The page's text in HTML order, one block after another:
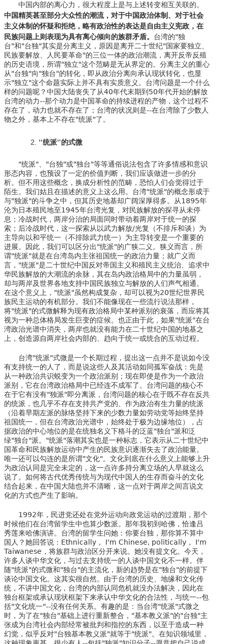
中国内部的离心力，很大程度上是与上述转变相互关联的。
中国精英甚至部分大众性的潮流，对于中国政治体制、对于社会
主义体制的怀疑和拒绝，略有政治性的表达是自由主义宪政，在
民族问题上则表现为具有离心倾向的族群矛盾。
台湾的"独
台"和"台独"其实是分离主义，原因是离开二十世纪"国家要独立、
民族要解放、人民要革命"的三位一体的政治潮流，离开反帝反殖
的历史语境，所谓"独立"这个范畴是无从界定的。分离主义的重心
从"台独"向"独台"的转化，即从政治分离向承认现状转化，也显
示"独立"这个命题实际上并不具有实质意义。台湾问题是一个什么
样的问题呢？中国大陆丧失了从40年代末期到50年代开始的解放
台湾的动力--那个动力是中国革命的持续进程的产物，这个过程不
存在了，动力也就不存在了；台湾的状况则是--在台湾除了少数人
物之外，基本上不存在"统派"了。
"统派"的式微
"统派"、"台独"或"独台"等等通俗说法包含了许多情感和意识
形态内容，也预设了一定的价值判断，我们应该做进一步的分
析。但不用这些概念，换成分析性的范畴，恐怕人们会觉得过于
陌生。我们姑且在描述的意义上这么用。台湾"统派"的概念形成于
与"独派"的斗争之中，但其历史地基却广阔深厚得多。从1895年
沦为日本殖民地至1945年台湾光复，对民族解放的探寻从未停
息；冷战时代，两岸分治的局面同时带动着两岸对于统一的探
索；后冷战时代，这一探索从以武力解放/光复（不排斥和谈）为
主导向以和平统一（不排除武力统一）为主导转变是一个重要的
进展。因此，我们可以区分出"统派"的广狭二义。狭义而言，所
谓"统派"就是在台湾岛内主张祖国统一的政治力量；就广义而
言，"统派"是二十世纪中国反对帝国主义和殖民主义统治、追求中
华民族解放的大潮流的余脉，其在岛内政治格局中的力量虽弱，
却与两岸及世界各地支持中国民族独立与解放的人们声气相通。
在这个意义上，"统派"虽然构成复杂，却可以视为20世纪世界民
族民主运动的有机部分。我们不能像现在一些流行说法那样，
将"统派"的式微解释为现有政治格局中某种派别的衰落，而应将其
视为一种总体格局发生巨变的症候。也正由于此，如果"统派"在台
湾政治光谱中消失，两岸也就没有能力在二十世纪中国的地基之
上，创造源自两岸社会内部的、趋向于统一或统合的互动过程。
台湾"统派"式微是一个长期过程，提出这一点并不是说如今没
有支持统一的人了，而是说这些人及其活动如同孤军奋战：先是
从一种政治共识蜕变为一个政治派别；现在即使是作为一个政治
派别，它在台湾政治格局中已经连不成军了。台湾问题的核心不
在于它有没有"独派"即分离派，台湾问题的核心在于既不存在反共
的统派，也几乎不存在支持共产党的、作为政治有生力量的统派
（沿着早期左派的脉络坚持下来的少数力量如劳动党等始终坚持
祖国统一，但在台湾政治光谱中，始终处于极为边缘地位），占
据政治的中心地位的是在统独名义下格斗的泛蓝"独台"派和泛
绿"独台"派。"统派"落潮其实也是一种标志，它表示从二十世纪中
国革命和民族解放运动中产生的民族意识逐渐失去了政治能量。
唯一还可以勾连的是所谓"文化"。文化到底在什么意义上能够上升
为政治认同是完全未定的，这一点许多持分离立场的人早就这么
说了。如何将古代优秀传统与为现代中国人的生存而奋斗的文化
结合起来，在中国大陆也并不清晰，这一点对于两岸之间言说文
化的方式也产生了影响。
1992年，民进党还处在党外运动向政党运动的过渡期，那个
时候他们在台湾留学生中也算少数派。那年我初到哈佛，恰逢吕
秀莲来哈佛演讲。台湾的留学生问她：你要台独，那你算不算中
国人？她回答说：Ethnically， I'm Chinese, politically， I'm
Taiwanese，将族群与政治区分开来说。她没有提文化。今天，
许多人谈中华文化，与过去支持统一的人谈中国文化不一样。伴
随"统派"的式微和"独台"的主流化，新的趋势是在"独台"的前提下
谈论中国文化。这其实很自然。由于台湾的历史、地缘和文化传
统，不讲中国文化，台湾的内部认同危机就没办法解决，因此在
独台框架或承认现状框架下来承认中华文化的合法性，与统一--包
括"文化统一"--没有任何关系。有趣的是：当台湾"统派"式微之
时，为了在"独台"基础上进行重新整合，"基本教义派"的"台独"主
张成为台湾社会内部经常被批判和指控的东西，以至于造成一种
幻觉，似乎反对"台独基本教义派"就等于"统派"。在知识领域里，